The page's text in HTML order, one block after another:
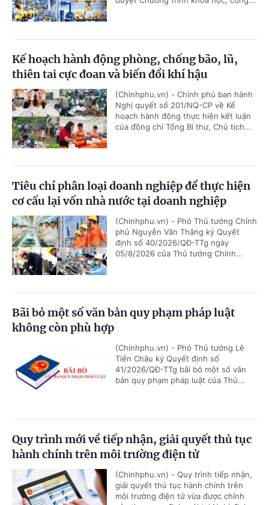
Kế hoạch hành động phòng, chống bão, lũ,
thiên tai cực đoan và biến đổi khí hậu
(Chinhphu.vn) - Chính phủ ban hành
Nghị quyết số 201/NQ-CP về Kế
hoạch hành động thực hiện kết luận
của đồng chí Tổng Bí thư, Chủ tịch...
Tiêu chí phân loại doanh nghiệp để thực hiện
cơ cấu lại vốn nhà nước tại doanh nghiệp
(Chinhphu.vn) - Phó Thủ tướng Chính
phủ Nguyễn Văn Thắng ký Quyết
định số 40/2026/QĐ-TTg ngày
05/8/2026 của Thủ tướng Chính...
Bãi bỏ một số văn bản quy phạm pháp luật
không còn phù hợp
(Chinhphu.vn) - Phó Thủ tướng Lê
Tiến Châu ký Quyết định số
41/2026/QĐ-TTg bãi bỏ một số văn
bản quy phạm pháp luật của Thủ...
Quy trình mới về tiếp nhận, giải quyết thủ tục
hành chính trên môi trường điện tử
(Chinhphu.vn) - Quy trình tiếp nhận,
giải quyết thủ tục hành chính trên
môi trường điện tử vừa được chỉnh